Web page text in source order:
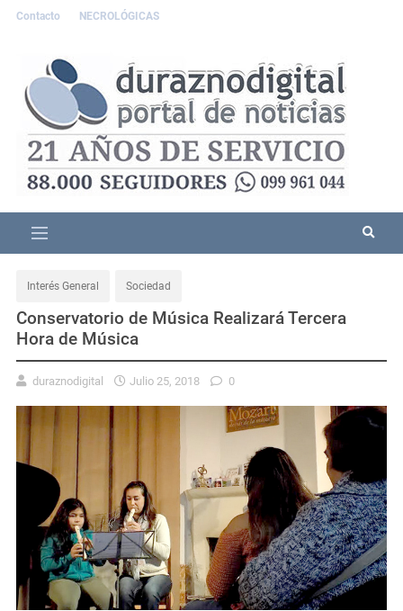
Contacto NECROLÓGICAS
Interés General Sociedad
Conservatorio de Música Realizará Tercera
Hora de Música
duraznodigital Julio 25, 2018 0